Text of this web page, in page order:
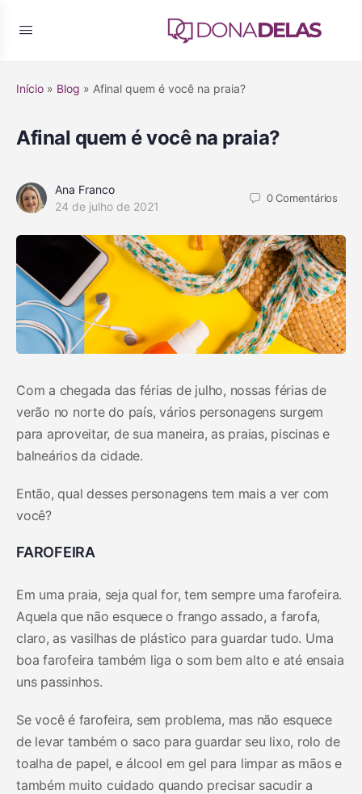
Início » Blog » Afinal quem é você na praia?
Afinal quem é você na praia?
Ana Franco
24 de julho de 2021
0Comentários
Com a chegada das férias de julho, nossas férias de
verão no norte do país, vários personagens surgem
para aproveitar, de sua maneira, as praias, piscinas e
balneários da cidade.
Então, qual desses personagens tem mais a ver com
você?
FAROFEIRA
Em uma praia, seja qual for, tem sempre uma farofeira.
Aquela que não esquece o frango assado, a farofa,
claro, as vasilhas de plástico para guardar tudo. Uma
boa farofeira também liga o som bem alto e até ensaia
uns passinhos.
Se você é farofeira, sem problema, mas não esquece
de levar também o saco para guardar seu lixo, rolo de
toalha de papel, e álcool em gel para limpar as mãos e
também muito cuidado quando precisar sacudir a